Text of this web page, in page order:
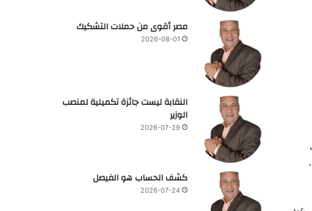
مصر أقوى من حملات التشكيك
2026-08-01
النقابة ليست جائزة تكميلية لمنصب
الوزير
2026-07-29
كشف الحساب هو الفيصل
2026-07-24